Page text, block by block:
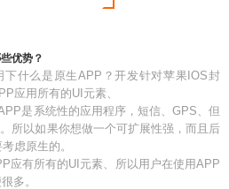
优势？
什么是原生APP？开发针对苹果IOS封
应用所有的UI元素、
是系统性的应用程序，短信、GPS、但
所以如果你想做一个可扩展性强，而且后
虑原生的。
应有所有的UI元素、所以用户在使用APP
多。